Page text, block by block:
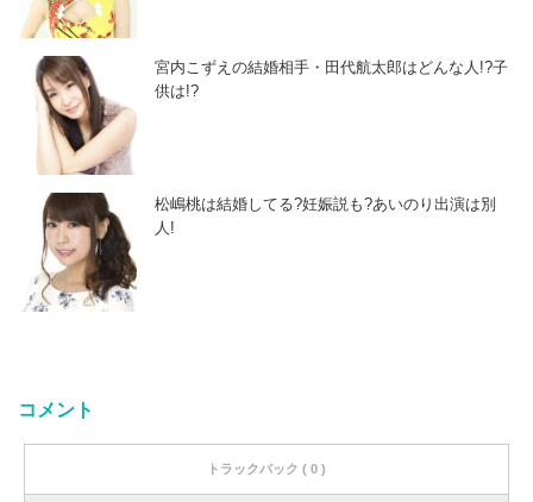
宮内こずえの結婚相手・田代航太郎はどんな人!?子
供は!?
松嶋桃は結婚してる?妊娠説も?あいのり出演は別
人!
コメント
トラックバック ( 0 )